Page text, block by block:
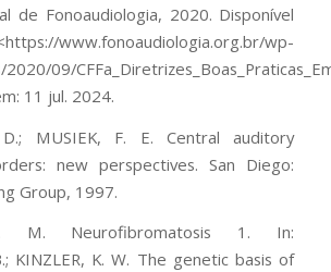
de Fonoaudiologia, 2020. Disponível
wp-
09/
11 jul. 2024.
D.; MUSIEK, F. E. Central auditory
new perspectives. San Diego:
Group, 1997.
J. M. Neurofibromatosis 1. In:
KINZLER, K. W. The genetic basis of